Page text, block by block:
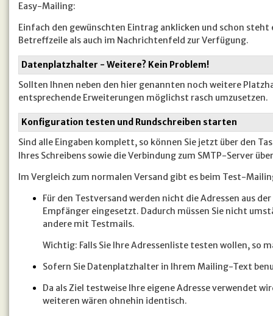
Easy-Mailing:
Einfach den gewünschten Eintrag anklicken und schon
Betreffzeile als auch im Nachrichtenfeld zur Verfügung.
Datenplatzhalter - Weitere? Kein Problem!
Sollten Ihnen neben den hier genannten noch weitere
entsprechende Erweiterungen möglichst rasch umzusetzen.
Konfiguration testen und Rundschreiben starten
Sind alle Eingaben komplett, so können Sie jetzt über den
Ihres Schreibens sowie die Verbindung zum SMTP-Server
Im Vergleich zum normalen Versand gibt es beim Test-
Für den Testversand werden nicht die Adressen aus
Empfänger eingesetzt. Dadurch müssen Sie nicht
andere mit Testmails.
Wichtig: Falls Sie Ihre Adressenliste testen wollen, so
Sofern Sie Datenplatzhalter in Ihrem Mailing-Text
Da als Ziel testweise Ihre eigene Adresse verwendet
weiteren wären ohnehin identisch.